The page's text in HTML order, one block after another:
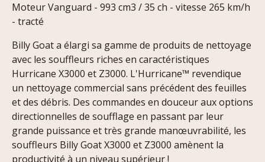
Moteur Vanguard - 993 cm3 / 35 ch - vitesse 265 km/h
- tracté
Billy Goat a élargi sa gamme de produits de nettoyage
avec les souffleurs riches en caractéristiques
Hurricane X3000 et Z3000. L'Hurricane™ revendique
un nettoyage commercial sans précédent des feuilles
et des débris. Des commandes en douceur aux options
directionnelles de soufflage en passant par leur
grande puissance et très grande manœuvrabilité, les
souffleurs Billy Goat X3000 et Z3000 amènent la
productivité à un niveau supérieur !